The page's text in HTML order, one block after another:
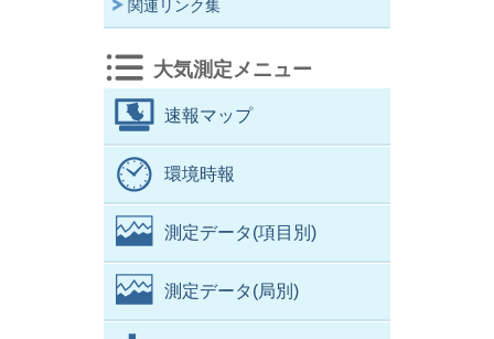
関連リンク集
大気測定メニュー
速報マップ
環境時報
測定データ(項目別)
測定データ(局別)